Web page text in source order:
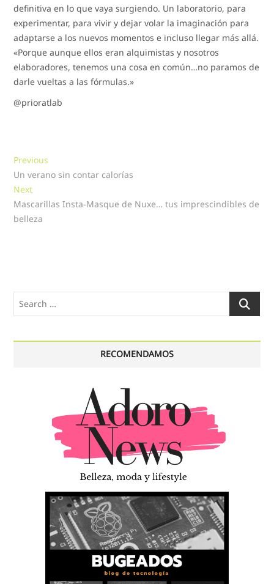
definitiva en lo que vaya surgiendo. Un laboratorio, para
experimentar, para vivir y dejar volar la imaginación para
adaptarse a los nuevos momentos e incluso llegar más allá.
«Porque aunque ellos eran alquimistas y nosotros
elaboradores, tenemos una cosa en común…no paramos de
darle vueltas a las fórmulas.»
@prioratlab
Navegación
de
entradas
Previous
post:
Un verano sin contar calorías
NextNext
post:
Mascarillas Insta-Masque de Nuxe… tus imprescindibles de
belleza
Search
…
RECOMENDAMOS